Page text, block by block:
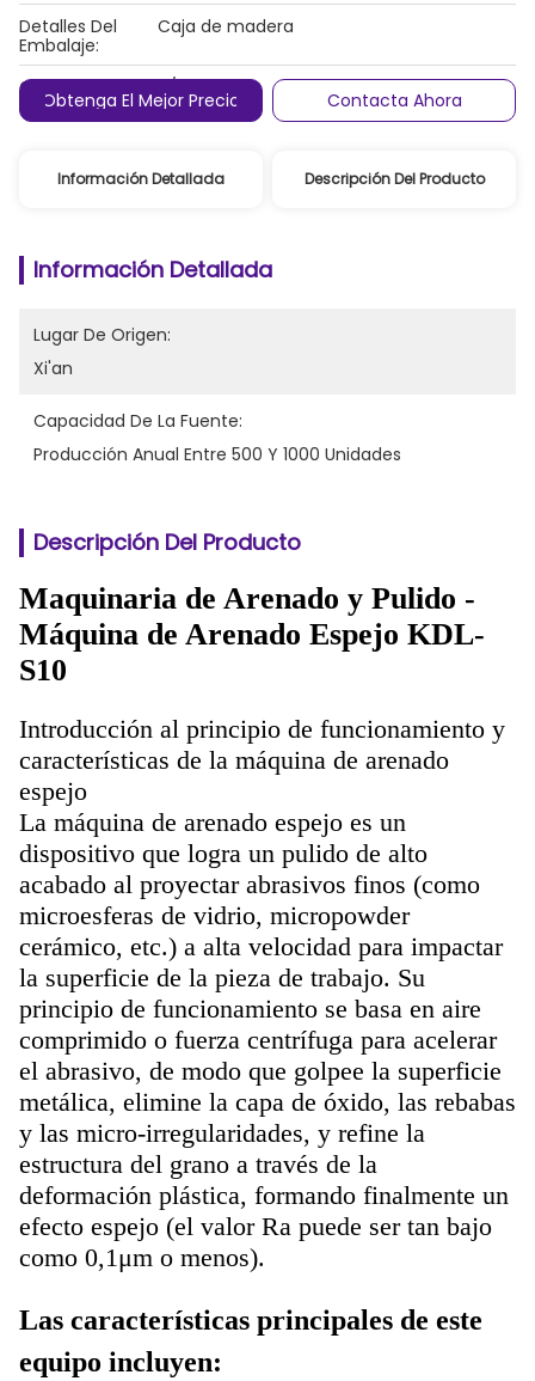
Detalles Del
Embalaje:
Caja de madera
Condiciones De
Pago:
T/T
Obtenga El Mejor Precio Contacta Ahora
Información Detallada Descripción Del Producto
Información Detallada
Lugar De Origen:
Xi'an
Capacidad De La Fuente:
Producción Anual Entre 500 Y 1000 Unidades
Descripción Del Producto
Maquinaria de Arenado y Pulido -
Máquina de Arenado Espejo KDL-
S10
Introducción al principio de funcionamiento y
características de la máquina de arenado
espejo
La máquina de arenado espejo es un
dispositivo que logra un pulido de alto
acabado al proyectar abrasivos finos (como
microesferas de vidrio, micropowder
cerámico, etc.) a alta velocidad para impactar
la superficie de la pieza de trabajo. Su
principio de funcionamiento se basa en aire
comprimido o fuerza centrífuga para acelerar
el abrasivo, de modo que golpee la superficie
metálica, elimine la capa de óxido, las rebabas
y las micro-irregularidades, y refine la
estructura del grano a través de la
deformación plástica, formando finalmente un
efecto espejo (el valor Ra puede ser tan bajo
como 0,1μm o menos).
Las características principales de este
equipo incluyen: